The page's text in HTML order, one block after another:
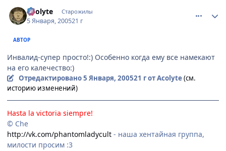
Acolyte Старожилы
5 Января, 200521 г
АВТОР
Инвалид-супер просто!:) Особенно когда ему все намекают
на его калечество:)
Отредактировано5 Января, 200521 гот Acolyte(см.
историю изменений)
Hasta la victoria siempre!
© Che
http://vk.com/phantomladycult - наша хентайная группа,
милости просим :3